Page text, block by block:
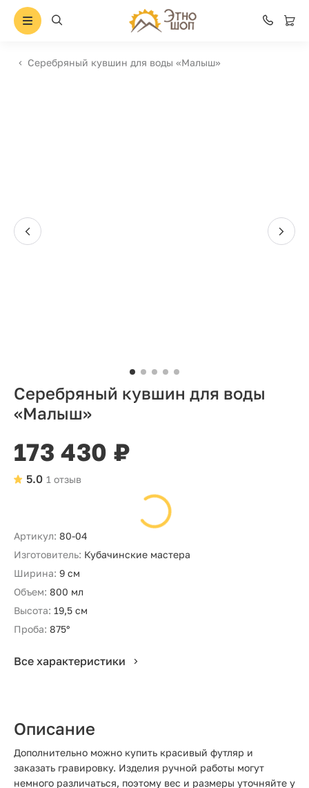
Серебряный кувшин для воды «Малыш»
Серебряный кувшин для воды
«Малыш»
173 430 ₽
1 отзыв
5.0
Артикул: 80-04
Изготовитель: Кубачинские мастера
Ширина: 9 см
Объем: 800 мл
Высота: 19,5 см
Проба: 875°
Все характеристики
Описание
Дополнительно можно купить красивый футляр и
заказать гравировку. Изделия ручной работы могут
немного различаться, поэтому вес и размеры уточняйте у